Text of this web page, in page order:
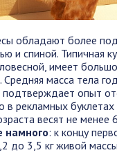
обладают более
и спиной. Типичная
имеет
Средняя масса тела
подтверждает опыт
в рекламных
весят не менее 6
намного: к концу
до 3,5 кг живой